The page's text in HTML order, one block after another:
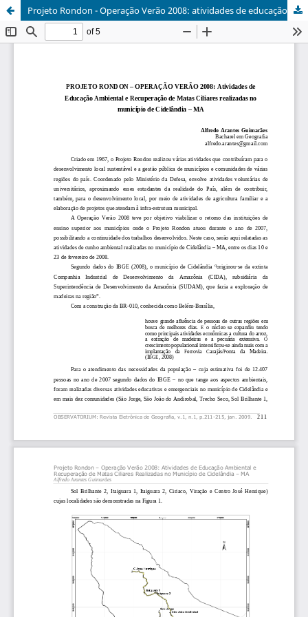
Projeto Rondon - Operação Verão 2008: atividades de educação ambiental e recuperação de matas ciliares realizadas no município de Cidelândia - MA